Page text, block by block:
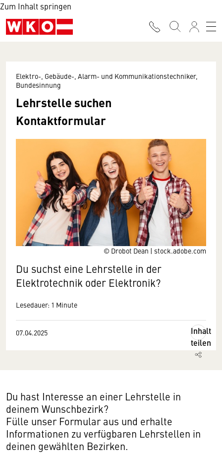
Zum Inhalt springen
© Drobot Dean | stock.adobe.com
Elektro-, Gebäude-, Alarm- und Kommunikationstechniker,
Bundesinnung
Lehrstelle suchen
Kontaktformular
Du suchst eine Lehrstelle in der
Elektrotechnik oder Elektronik?
Lesedauer: 1 Minute
07.04.2025
Inhalt
teilen
Du hast Interesse an einer Lehrstelle in
deinem Wunschbezirk?
Fülle unser Formular aus und erhalte
Informationen zu verfügbaren Lehrstellen in
deinen gewählten Bezirken.